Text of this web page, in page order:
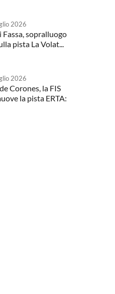
2026
Fassa, sopralluogo
pista La Volat...
2026
Corones, la FIS
la pista ERTA: